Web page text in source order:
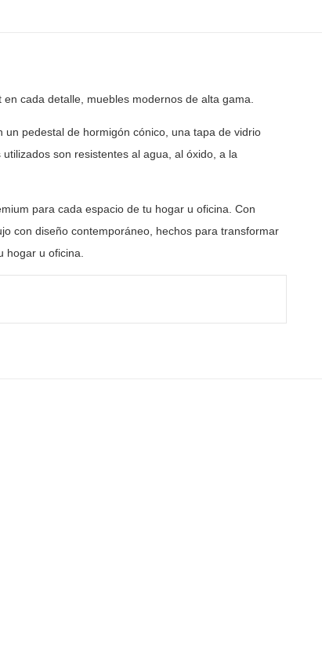
en cada detalle, muebles modernos de alta gama.
un pedestal de hormigón cónico, una tapa de vidrio
utilizados son resistentes al agua, al óxido, a la
para cada espacio de tu hogar u oficina. Con
con diseño contemporáneo, hechos para transformar
hogar u oficina.